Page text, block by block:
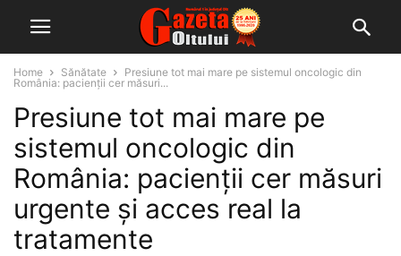
Home Sănătate
Presiune tot mai mare pe sistemul oncologic din
România: pacienții cer măsuri...
Presiune tot mai mare pe
sistemul oncologic din
România: pacienții cer măsuri
urgente și acces real la
tratamente